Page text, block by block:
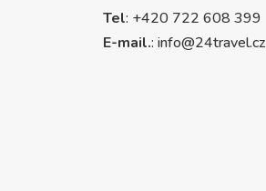
Tel: +420 722 608 399
E-mail.:info@24travel.cz